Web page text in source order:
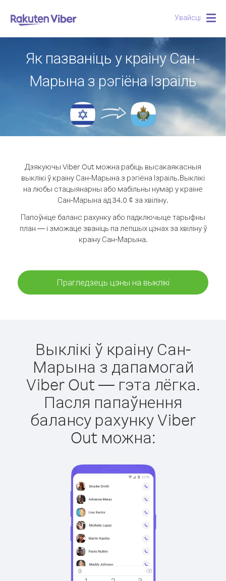
Увайсці
Як пазваніць у краіну Сан-
Марына з рэгіёна Ізраіль
Дзякуючы Viber Out можна рабіць высакаякасныя
выклікі ў краіну Сан-Марына з рэгіёна Ізраіль.Выклікі
на любы стацыянарны або мабільны нумар у краіне
Сан-Марына ад 34.0 ¢ за хвіліну.
Папоўніце баланс рахунку або падключыце тарыфны
план — і зможаце званіць па лепшых цэнах за хвіліну ў
краіну Сан-Марына.
Прагледзець цэны на выклікі
Выклікі ў краіну Сан-
Марына з дапамогай
Viber Out — гэта лёгка.
Пасля папаўнення
балансу рахунку Viber
Out можна: